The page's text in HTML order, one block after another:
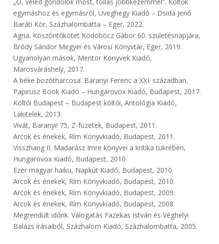
egymáshoz és egymásról, Üveghegy Kiadó – Dsida Jenő
Baráti Kör, Százhalombatta – Eger, 2022.
Agria. Köszöntőkötet Ködöböcz Gábor 60. születésnapjára,
Bródy Sándor Megyei és Városi Könyvtár, Eger, 2019.
Ugyanolyan mások, Mentor Könyvek Kiadó,
Marosváráshely, 2017.
A béke bozótharcosa. Baranyi Ferenc a XXI. században,
Papirusz Book Kiadó – Hungarovox Kiadó, Budapest, 2017.
Költői Budapest – Budapest költői, Antológia Kiadó,
Lakitelek, 2013.
Vivát, Baranyi! 75, Z-füzetek, Budapest, 2011.
Arcok és énekek, Rím Könyvkiadó, Budapest, 2011.
Visszhang II. Madarász Imre könyvei a kritika tükrében,
Hungarovox Kiadó, Budapest, 2010.
Ezer magyar haiku, Napkút Kiadó, Budapest, 2010.
Arcok és énekek, Rím Könyvkiadó, Budapest, 2010.
Arcok és énekek, Rím Könyvkiadó, Budapest, 2009.
Arcok és énekek, Rím Könyvkiadó, Budapest, 2008.
Megrendült időnk. Válogatás Fazekas István és Véghelyi
Balázs írásaiból, Százhalom Kiadó, Százhalombatta, 2005.